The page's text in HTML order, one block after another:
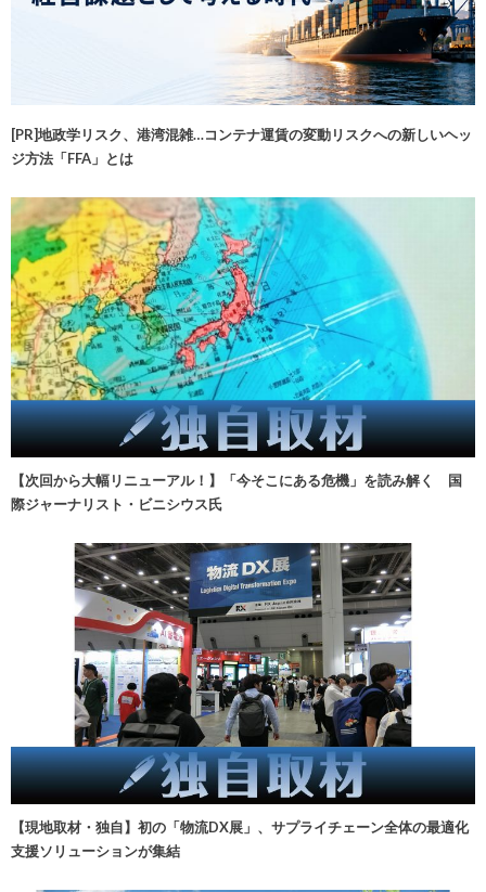
[PR]地政学リスク、港湾混雑…コンテナ運賃の変動リスクへの新しいヘッ
ジ方法「FFA」とは
【次回から大幅リニューアル！】「今そこにある危機」を読み解く 国
際ジャーナリスト・ビニシウス氏
【現地取材・独自】初の「物流DX展」、サプライチェーン全体の最適化
支援ソリューションが集結